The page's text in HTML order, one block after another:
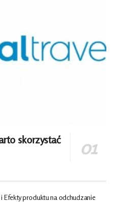
skorzystać
Efekty produktu na odchudzanie